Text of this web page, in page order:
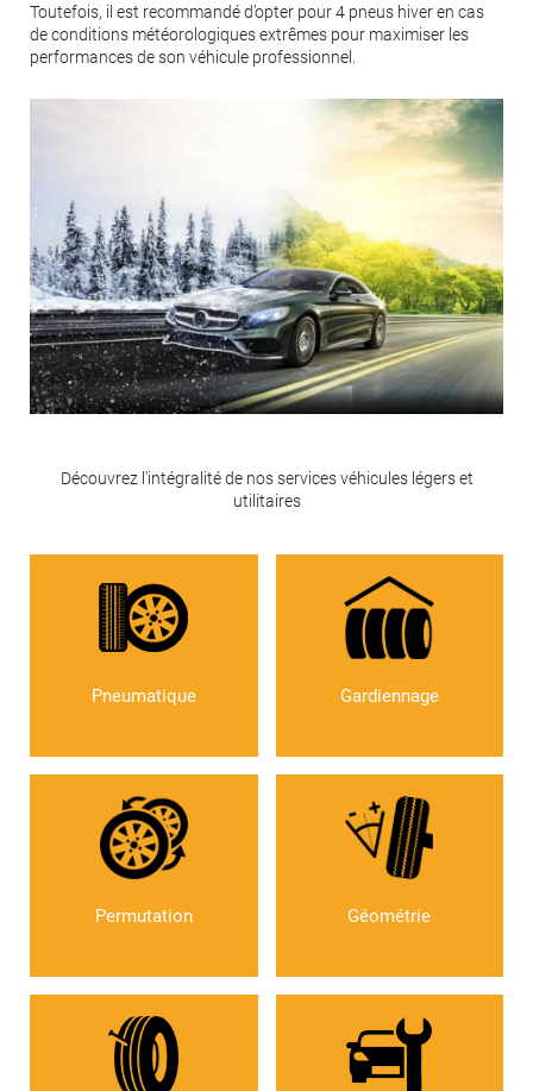
Toutefois, il est recommandé d’opter pour 4 pneus hiver en cas
de conditions météorologiques extrêmes pour maximiser les
performances de son véhicule professionnel.
Découvrez l'intégralité de nos services véhicules légers et
utilitaires
Pneumatique Gardiennage
Permutation Géométrie